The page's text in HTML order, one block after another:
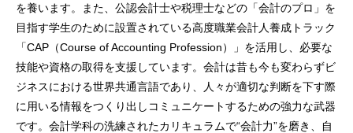
を養います。また、公認会計士や税理士などの「会計のプロ」を
目指す学生のために設置されている高度職業会計人養成トラック
「CAP（Course of Accounting Profession）」を活用し、必要な
技能や資格の取得を支援しています。会計は昔も今も変わらずビ
ジネスにおける世界共通言語であり、人々が適切な判断を下す際
に用いる情報をつくり出しコミュニケートするための強力な武器
です。会計学科の洗練されたカリキュラムで“会計力”を磨き、自